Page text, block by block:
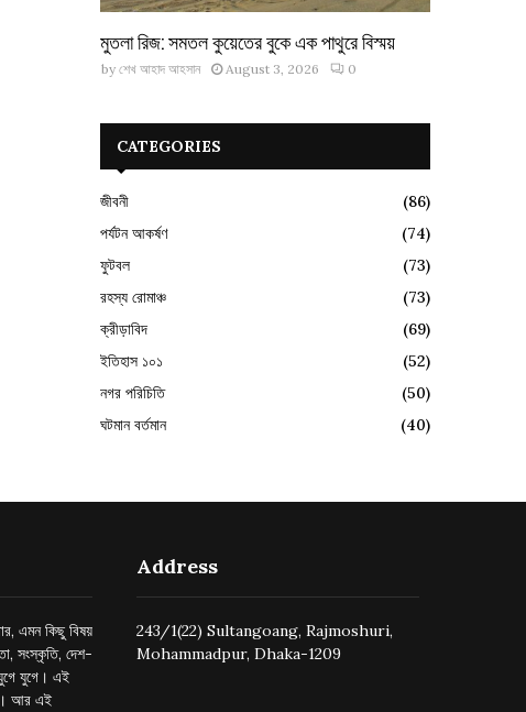
মুতলা রিজ: সমতল কুয়েতের বুকে এক পাথুরে বিস্ময়
by শেখ আহাদ আহসান August 3, 2026 0
CATEGORIES
জীবনী
(86)
পর্যটন আকর্ষণ
(74)
ফুটবল
(73)
রহস্য রোমাঞ্চ
(73)
ক্রীড়াবিদ
(69)
ইতিহাস ১০১
(52)
নগর পরিচিতি
(50)
ঘটমান বর্তমান
(40)
এমন কিছু বিষয়
সংস্কৃতি, দেশ-
যুগে। এই
আর এই
Address
243/1(22) Sultangoang, Rajmoshuri,
Mohammadpur, Dhaka-1209